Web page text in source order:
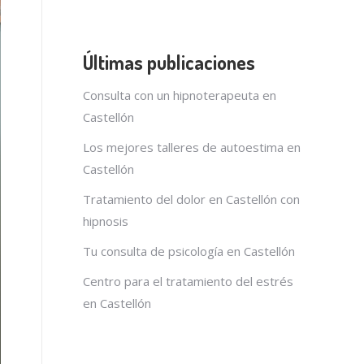
Últimas publicaciones
Consulta con un hipnoterapeuta en
Castellón
Los mejores talleres de autoestima en
Castellón
Tratamiento del dolor en Castellón con
hipnosis
Tu consulta de psicología en Castellón
Centro para el tratamiento del estrés
en Castellón